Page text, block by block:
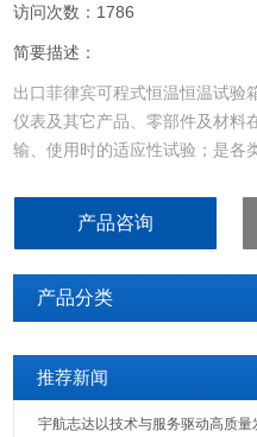
访问次数：1786
简要描述：
出口菲律宾可程式恒温恒温试验
仪表及其它产品、零部件及材料
输、使用时的适应性试验；是各
机等产品的耐高温、耐低温、耐
产品咨询
产品分类
推荐新闻
宇航志达以技术与服务驱动高质量